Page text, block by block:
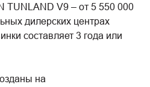
TUNLAND V9 – от 5 550 000
дилерских центрах
составляет 3 года или
на